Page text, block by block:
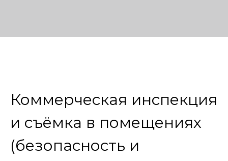
Коммерческая инспекция
и съёмка в помещениях
(безопасность и